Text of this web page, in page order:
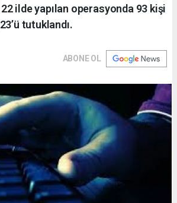
ilde yapılan operasyonda 93 kişi
tutuklandı.
ABONE OL